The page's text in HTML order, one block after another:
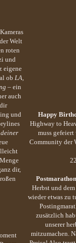
Welt
roten
und
eigene
ob LA,
– ein
auch
und
dir,
Happy
Highway to
muss
Community der
Herbst und
wieder etwas zu
zusätzlich
unserer
mitzumachen.